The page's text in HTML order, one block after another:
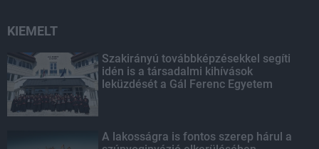
KIEMELT
Szakirányú továbbképzésekkel segíti
idén is a társadalmi kihívások
leküzdését a Gál Ferenc Egyetem
A lakosságra is fontos szerep hárul a